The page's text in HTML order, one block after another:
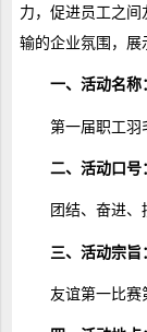
力，促进员工之
输的企业氛围，展
一、活动名称：
第一届职工羽
二、活动口号：
团结、奋进、
三、活动宗旨：
友谊第一比赛